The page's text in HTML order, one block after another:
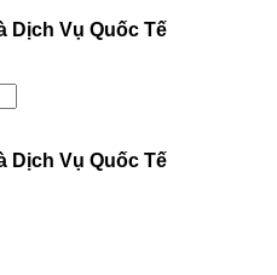
Dịch Vụ Quốc Tế
Dịch Vụ Quốc Tế